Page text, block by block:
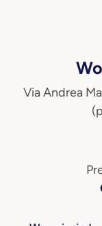
Via Andrea